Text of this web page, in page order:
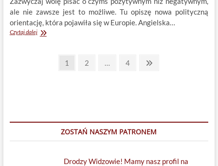
ale nie zawsze jest to możliwe. Tu opiszę nowa polityczną
orientację, która pojawiła się w Europie. Angielska…
Czytaj dalejIslam
Stronicowanie
Page
1 Page
2 … Page
4
ZOSTAŃ NASZYM PATRONEM
Drodzy Widzowie! Mamy nasz profil na